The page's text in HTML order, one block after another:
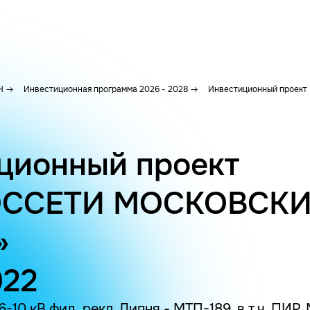
Инвестиционная программа 2026 - 2028 Инвестиционный проект
проект